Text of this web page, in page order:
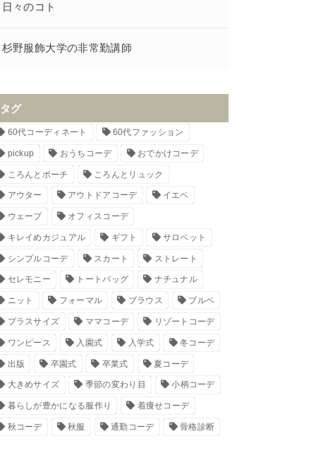
日々のコト
杉野服飾大学の非常勤講師
タグ
60代コーディネート 60代ファッション
pickup おうちコーデ おでかけコーデ
ころんとポーチ ころんとリュック
アウター アウトドアコーデ イエベ
ウェーブ オフィスコーデ
キレイめカジュアル ギフト サロペット
シンプルコーデ スカート ストレート
セレモニー トートバッグ ナチュナル
ニット フォーマル ブラウス ブルベ
プラスサイズ ママコーデ リゾートコーデ
ワンピース 入園式 入学式 冬コーデ
出版 卒園式 卒業式 夏コーデ
大きめサイズ 季節の変わり目 小柄コーデ
暮らしが豊かになる服作り 着痩せコーデ
秋コーデ 秋服 通勤コーデ 骨格診断